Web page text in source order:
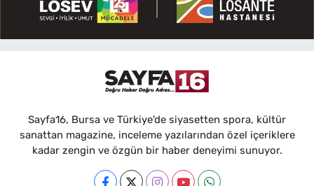
Sayfa16, Bursa ve Türkiye'de siyasetten spora, kültür
sanattan magazine, inceleme yazılarından özel içeriklere
kadar zengin ve özgün bir haber deneyimi sunuyor.